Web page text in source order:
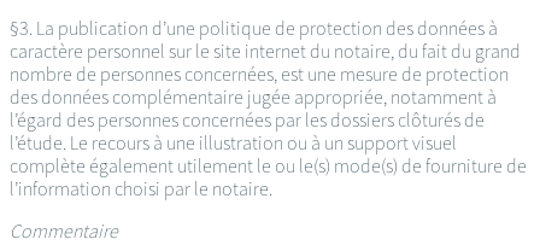
§3. La publication d’une politique de protection des données à
caractère personnel sur le site internet du notaire, du fait du grand
nombre de personnes concernées, est une mesure de protection
des données complémentaire jugée appropriée, notamment à
l’égard des personnes concernées par les dossiers clôturés de
l’étude. Le recours à une illustration ou à un support visuel
complète également utilement le ou le(s) mode(s) de fourniture de
l’information choisi par le notaire.
Commentaire